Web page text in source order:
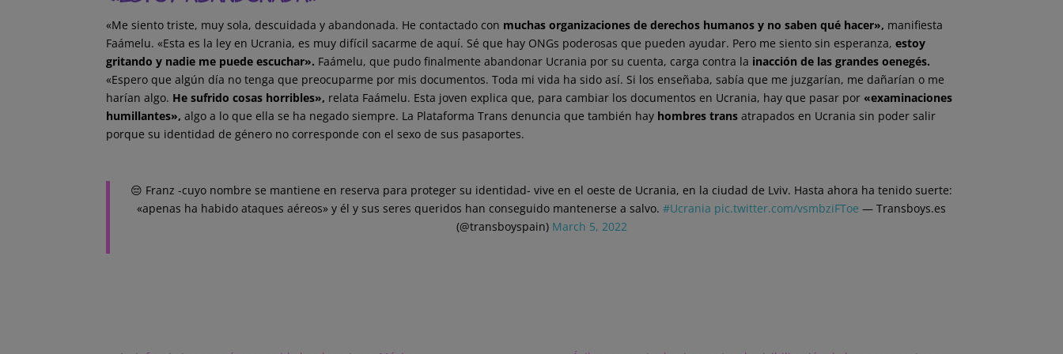
«Me siento triste, muy sola, descuidada y abandonada. He contactado con muchas organizaciones de derechos humanos y no saben qué hacer», manifiesta
Faámelu. «Esta es la ley en Ucrania, es muy difícil sacarme de aquí. Sé que hay ONGs poderosas que pueden ayudar. Pero me siento sin esperanza,estoy
gritando y nadie me puede escuchar». Faámelu, que pudo finalmente abandonar Ucrania por su cuenta, carga contra la inacción de las grandes oenegés.
«Espero que algún día no tenga que preocuparme por mis documentos. Toda mi vida ha sido así. Si los enseñaba, sabía que me juzgarían, me dañarían o me
harían algo. He sufrido cosas horribles», relata Faámelu. Esta joven explica que, para cambiar los documentos en Ucrania, hay que pasar por «examinaciones
humillantes»,algo a lo que ella se ha negado siempre. La Plataforma Trans denuncia que también hay hombres transatrapados en Ucrania sin poder salir
porque su identidad de género no corresponde con el sexo de sus pasaportes.
😔 Franz -cuyo nombre se mantiene en reserva para proteger su identidad- vive en el oeste de Ucrania, en la ciudad de Lviv. Hasta ahora ha tenido suerte:
«apenas ha habido ataques aéreos» y él y sus seres queridos han conseguido mantenerse a salvo. #Ucrania pic.twitter.com/vsmbziFToe — Transboys.es
(@transboyspain) March 5, 2022